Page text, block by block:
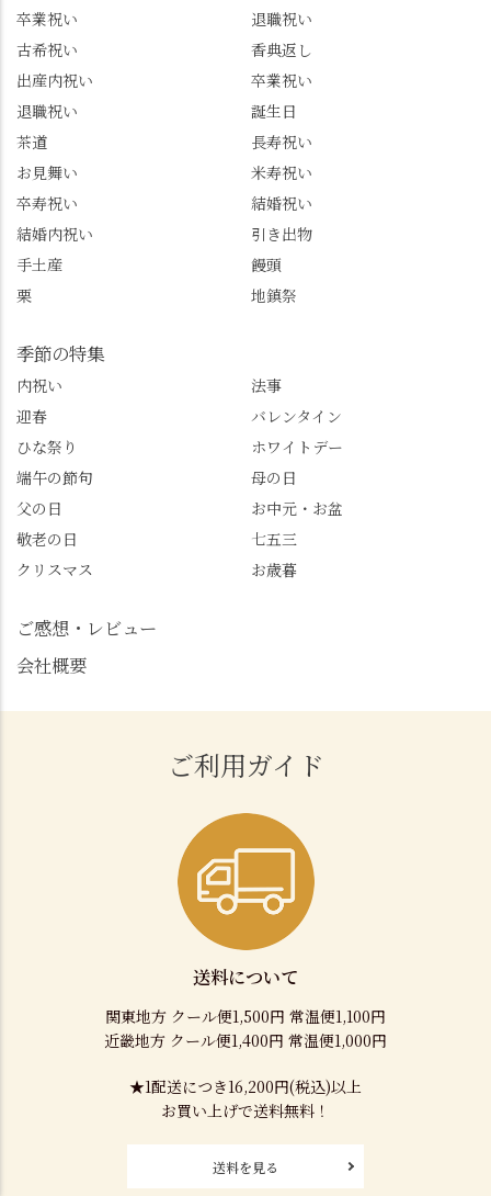
卒業祝い
退職祝い
古希祝い
香典返し
出産内祝い
卒業祝い
退職祝い
誕生日
茶道
長寿祝い
お見舞い
米寿祝い
卒寿祝い
結婚祝い
結婚内祝い
引き出物
手土産
饅頭
栗
地鎮祭
季節の特集
内祝い
法事
迎春
バレンタイン
ひな祭り
ホワイトデー
端午の節句
母の日
父の日
お中元・お盆
敬老の日
七五三
クリスマス
お歳暮
ご感想・レビュー
会社概要
ご利用ガイド
送料について
関東地方 クール便1,500円 常温便1,100円
近畿地方 クール便1,400円 常温便1,000円
★1配送につき16,200円(税込)以上
お買い上げで送料無料！
送料を見る